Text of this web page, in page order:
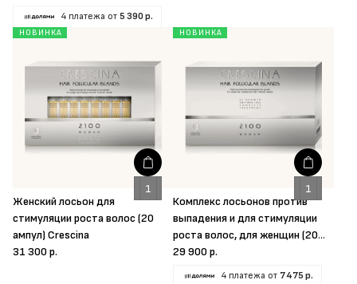
4 платежа от 5 390 р.
НОВИНКА
Женский лосьон для
стимуляции роста волос (20
ампул) Crescina
31 300 р.
НОВИНКА
Комплекс лосьонов против
выпадения и для стимуляции
роста волос, для женщин (20
ампул) Crescina
29 900 р.
4 платежа от 7 475 р.